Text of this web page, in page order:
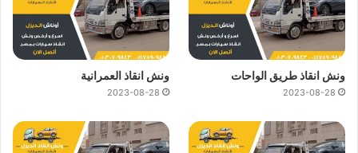
ونش انقاذ طريق الواحات
2023-08-28
ونش انقاذ العمرانية
2023-08-28